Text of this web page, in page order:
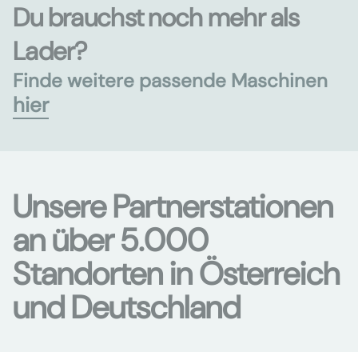
Du brauchst noch mehr als
Lader?
Finde weitere passende Maschinen
hier
Unsere Partnerstationen
an über 5.000
Standorten in Österreich
und Deutschland